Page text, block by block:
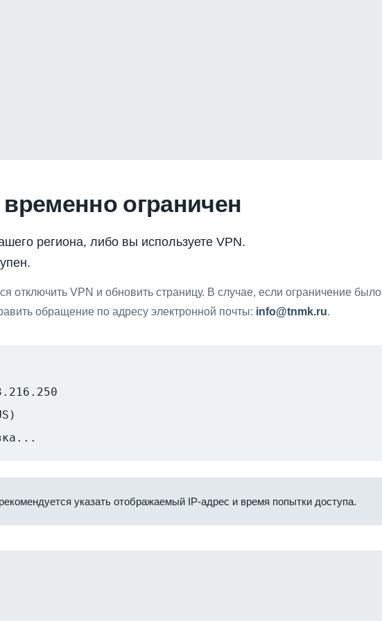
ограничен
региона, либо вы используете VPN.
отключить VPN и обновить страницу. В случае, если ограничение было
обращение по адресу электронной почты: info@tnmk.ru.
указать отображаемый IP-адрес и время попытки доступа.